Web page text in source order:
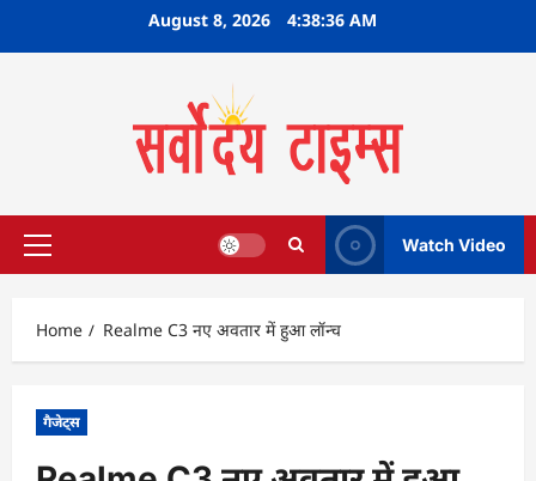
August 8, 2026 4:38:37 AM
Primary
Watch Video
Home Realme C3 नए अवतार में हुआ लॉन्च
गैजेट्स